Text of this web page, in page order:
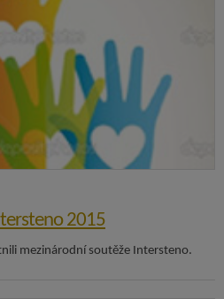
2015
mezinárodní soutěže Intersteno.